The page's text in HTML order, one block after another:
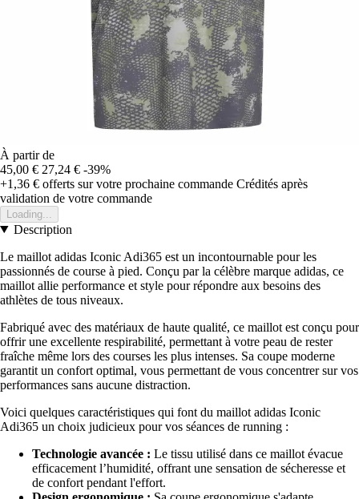
À partir de
45,00 € 27,24 € -39%
+1,36 € offerts sur votre prochaine commande Crédités après
validation de votre commande
Loading...
Description
Le maillot adidas Iconic Adi365 est un incontournable pour les
passionnés de course à pied. Conçu par la célèbre marque adidas, ce
maillot allie performance et style pour répondre aux besoins des
athlètes de tous niveaux.
Fabriqué avec des matériaux de haute qualité, ce maillot est conçu pour
offrir une excellente respirabilité, permettant à votre peau de rester
fraîche même lors des courses les plus intenses. Sa coupe moderne
garantit un confort optimal, vous permettant de vous concentrer sur vos
performances sans aucune distraction.
Voici quelques caractéristiques qui font du maillot adidas Iconic
Adi365 un choix judicieux pour vos séances de running :
Technologie avancée : Le tissu utilisé dans ce maillot évacue
efficacement l’humidité, offrant une sensation de sécheresse et
de confort pendant l'effort.